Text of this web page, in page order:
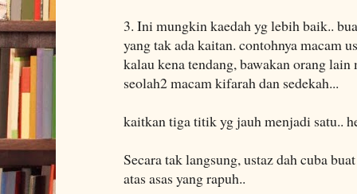
3. Ini mungkin kaedah yg lebih baik..
yang tak ada kaitan. contohnya macam
kalau kena tendang, bawakan orang lain
seolah2 macam kifarah dan sedekah...
kaitkan tiga titik yg jauh menjadi satu..
Secara tak langsung, ustaz dah cuba
atas asas yang rapuh..